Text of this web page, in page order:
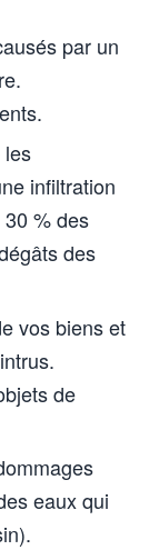
par un
les
infiltration
% des
des
vos biens et
de
eaux qui